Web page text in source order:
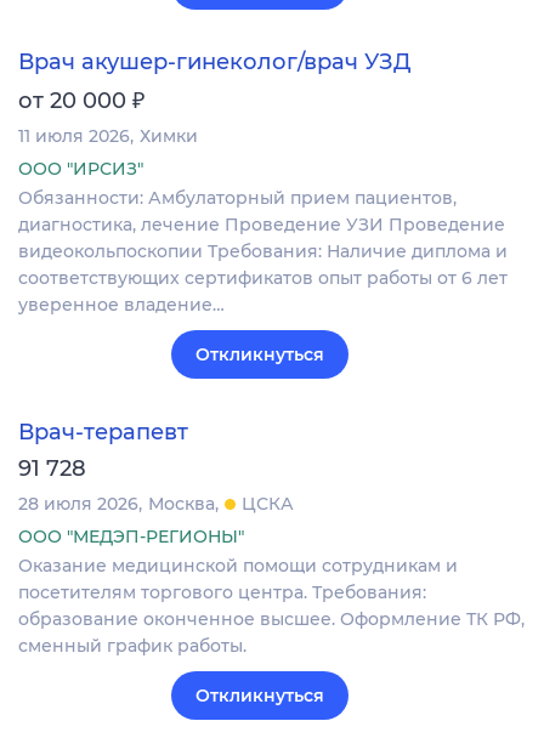
Врач акушер-гинеколог/врач УЗД
от 20 000 ₽
11 июля 2026 Химки
ООО "ИРСИЗ"
Обязанности: Амбулаторный прием пациентов,
диагностика, лечение Проведение УЗИ Проведение
видеокольпоскопии Требования: Наличие диплома и
соответствующих сертификатов опыт работы от 6 лет
уверенное владение…
Откликнуться
Врач-терапевт
91 728
28 июля 2026 Москва
ЦСКА
ООО "МЕДЭП-РЕГИОНЫ"
Оказание медицинской помощи сотрудникам и
посетителям торгового центра. Требования:
образование оконченное высшее. Оформление ТК РФ,
сменный график работы.
Откликнуться